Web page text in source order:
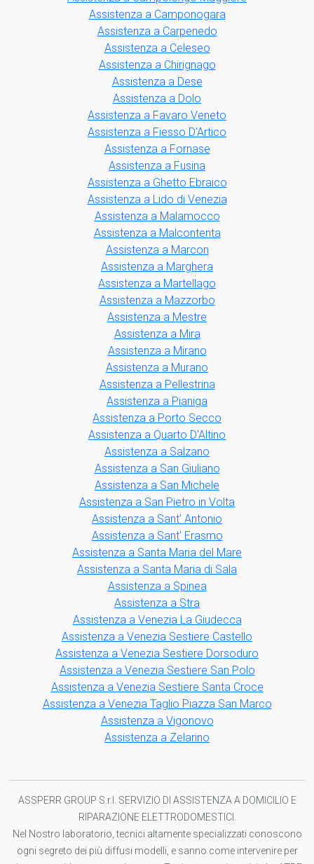
Assistenza a Camponogara
Assistenza a Carpenedo
Assistenza a Celeseo
Assistenza a Chirignago
Assistenza a Dese
Assistenza a Dolo
Assistenza a Favaro Veneto
Assistenza a Fiesso D'Artico
Assistenza a Fornase
Assistenza a Fusina
Assistenza a Ghetto Ebraico
Assistenza a Lido di Venezia
Assistenza a Malamocco
Assistenza a Malcontenta
Assistenza a Marcon
Assistenza a Marghera
Assistenza a Martellago
Assistenza a Mazzorbo
Assistenza a Mestre
Assistenza a Mira
Assistenza a Mirano
Assistenza a Murano
Assistenza a Pellestrina
Assistenza a Pianiga
Assistenza a Porto Secco
Assistenza a Quarto D'Altino
Assistenza a Salzano
Assistenza a San Giuliano
Assistenza a San Michele
Assistenza a San Pietro in Volta
Assistenza a Sant' Antonio
Assistenza a Sant' Erasmo
Assistenza a Santa Maria del Mare
Assistenza a Santa Maria di Sala
Assistenza a Spinea
Assistenza a Stra
Assistenza a Venezia La Giudecca
Assistenza a Venezia Sestiere Castello
Assistenza a Venezia Sestiere Dorsoduro
Assistenza a Venezia Sestiere San Polo
Assistenza a Venezia Sestiere Santa Croce
Assistenza a Venezia Taglio Piazza San Marco
Assistenza a Vigonovo
Assistenza a Zelarino
ASSPERR GROUP S.r.l. SERVIZIO DI ASSISTENZA A DOMICILIO E
RIPARAZIONE ELETTRODOMESTICI.
Nel Nostro laboratorio, tecnici altamente specializzati conoscono
ogni segreto dei più diffusi modelli, e sanno come intervenire per